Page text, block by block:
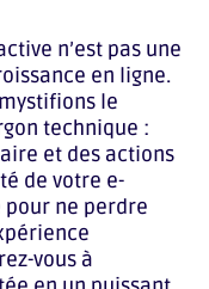
n’est pas une
en ligne.
le
technique :
et des actions
de votre e-
ne perdre
vous à